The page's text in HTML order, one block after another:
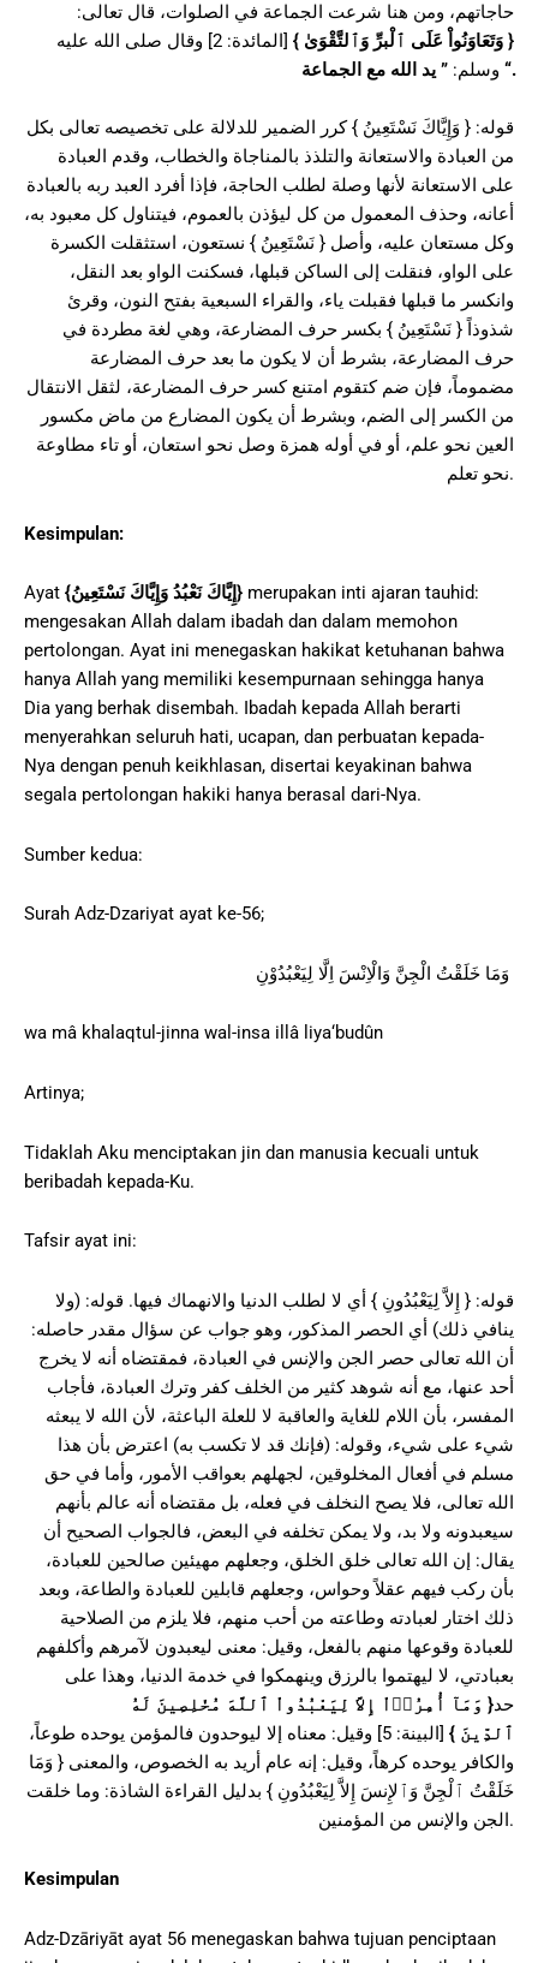
حاجاتهم، ومن هنا شرعت الجماعة في الصلوات، قال تعالى:
{ وَتَعَاوَنُواْ عَلَى ٱلْبرِّ وَٱلتَّقْوَىٰ }
[المائدة: 2] وقال صلى الله عليه
وسلم: ” يد الله مع الجماعة “.
قوله: { وَإِيَّاكَ نَسْتَعِينُ } كرر الضمير للدلالة على تخصيصه تعالى بكل
من العبادة والاستعانة والتلذذ بالمناجاة والخطاب، وقدم العبادة
على الاستعانة لأنها وصلة لطلب الحاجة، فإذا أفرد العبد ربه بالعبادة
أعانه، وحذف المعمول من كل ليؤذن بالعموم، فيتناول كل معبود به،
وكل مستعان عليه، وأصل { نَسْتَعِينُ } نستعون، استثقلت الكسرة
على الواو، فنقلت إلى الساكن قبلها، فسكنت الواو بعد النقل،
وانكسر ما قبلها فقبلت ياء، والقراء السبعية بفتح النون، وقرئ
شذوذاً { نَسْتَعِينُ } بكسر حرف المضارعة، وهي لغة مطردة في
حرف المضارعة، بشرط أن لا يكون ما بعد حرف المضارعة
مضموماً، فإن ضم كتقوم امتنع كسر حرف المضارعة، لثقل الانتقال
من الكسر إلى الضم، وبشرط أن يكون المضارع من ماض مكسور
العين نحو علم، أو في أوله همزة وصل نحو استعان، أو تاء مطاوعة
نحو تعلم.
Kesimpulan:
Ayat {إِيَّاكَ نَعْبُدُ وَإِيَّاكَ نَسْتَعِينُ} merupakan inti ajaran tauhid:
mengesakan Allah dalam ibadah dan dalam memohon
pertolongan. Ayat ini menegaskan hakikat ketuhanan bahwa
hanya Allah yang memiliki kesempurnaan sehingga hanya
Dia yang berhak disembah. Ibadah kepada Allah berarti
menyerahkan seluruh hati, ucapan, dan perbuatan kepada-
Nya dengan penuh keikhlasan, disertai keyakinan bahwa
segala pertolongan hakiki hanya berasal dari-Nya.
Sumber kedua:
Surah Adz-Dzariyat ayat ke-56;
wa mâ khalaqtul-jinna wal-insa illâ liya‘budûn
Artinya;
Tidaklah Aku menciptakan jin dan manusia kecuali untuk
beribadah kepada-Ku.
Tafsir ayat ini:
قوله: { إِلاَّ لِيَعْبُدُونِ } أي لا لطلب الدنيا والانهماك فيها. قوله: (ولا
ينافي ذلك) أي الحصر المذكور، وهو جواب عن سؤال مقدر حاصله:
أن الله تعالى حصر الجن والإنس في العبادة، فمقتضاه أنه لا يخرج
أحد عنها، مع أنه شوهد كثير من الخلف كفر وترك العبادة، فأجاب
المفسر، بأن اللام للغاية والعاقبة لا للعلة الباعثة، لأن الله لا يبعثه
شيء على شيء، وقوله: (فإنك قد لا تكسب به) اعترض بأن هذا
مسلم في أفعال المخلوقين، لجهلهم بعواقب الأمور، وأما في حق
الله تعالى، فلا يصح النخلف في فعله، بل مقتضاه أنه عالم بأنهم
سيعبدونه ولا بد، ولا يمكن تخلفه في البعض، فالجواب الصحيح أن
يقال: إن الله تعالى خلق الخلق، وجعلهم مهيئين صالحين للعبادة،
بأن ركب فيهم عقلاً وحواس، وجعلهم قابلين للعبادة والطاعة، وبعد
ذلك اختار لعبادته وطاعته من أحب منهم، فلا يلزم من الصلاحية
للعبادة وقوعها منهم بالفعل، وقيل: معنى ليعبدون لآمرهم وأكلفهم
بعبادتي، لا ليهتموا بالرزق وينهمكوا في خدمة الدنيا، وهذا على
حد{ وَمَآ أُمِرُوۤاْ إِلاَّ لِيَعْبُدُواْ ٱللَّهَ مُخْلِصِينَ لَهُ
ٱلدِّينَ }
[البينة: 5] وقيل: معناه إلا ليوحدون فالمؤمن يوحده طوعاً،
والكافر يوحده كرهاً، وقيل: إنه عام أريد به الخصوص، والمعنى { وَمَا
خَلَقْتُ ٱلْجِنَّ وَٱلإِنسَ إِلاَّ لِيَعْبُدُونِ } بدليل القراءة الشاذة: وما خلقت
الجن والإنس من المؤمنين.
Kesimpulan
Adz-Dzāriyāt ayat 56 menegaskan bahwa tujuan penciptaan